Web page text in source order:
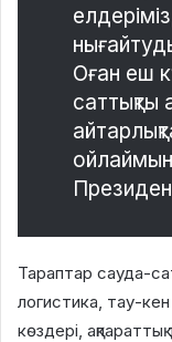
Оған еш
Тараптар сауда-
логистика, тау-
көздері,